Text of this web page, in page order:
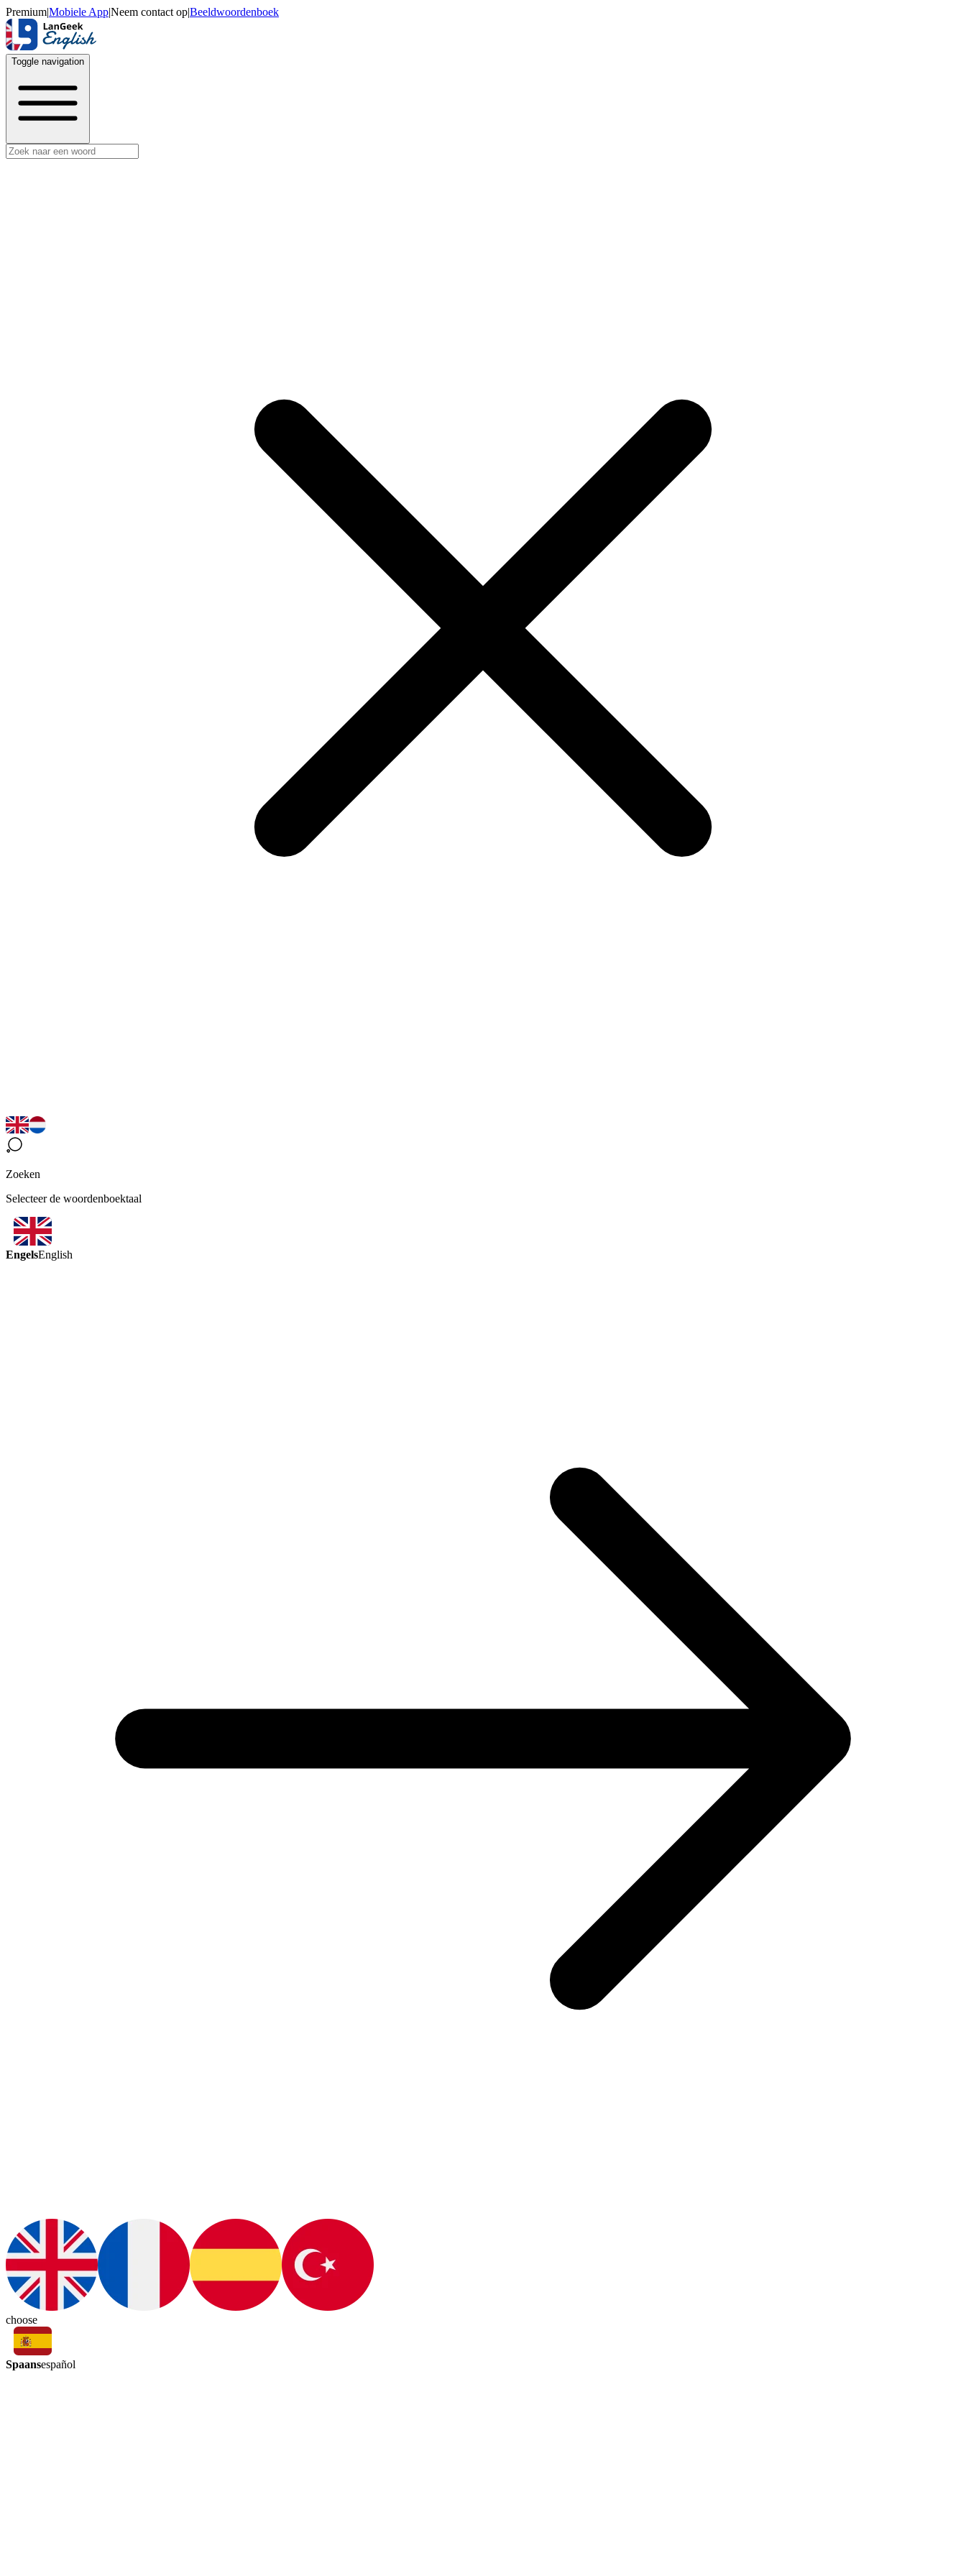
Premium|Mobiele App|Neem contact op|Beeldwoordenboek
Toggle navigation
Zoeken
Selecteer de woordenboektaal
EngelsEnglish
choose
Spaansespañol